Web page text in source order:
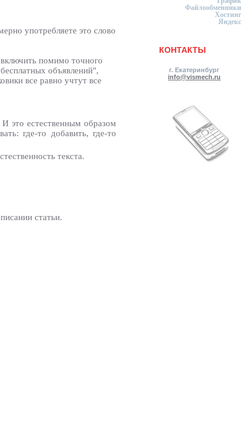
употребляете это слово
помимо точного
объявлений",
все равно учтут все
это естественным образом
где-то добавить, где-то
текста.
статьи.
Файлообменники
Хостинг
Яндекс
КОНТАКТЫ
г. Екатеринбург
info@vismech.ru